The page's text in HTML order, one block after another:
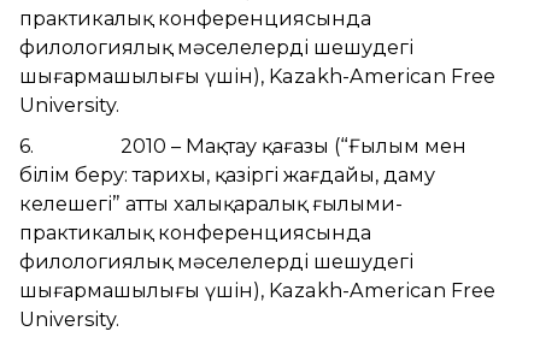
практикалық конференциясында
филологиялық мәселелерді шешудегі
шығармашылығы үшін), Kazakh-American Free
University.
6. 2010 – Мақтау қағазы (“Ғылым мен
білім беру: тарихы, қазіргі жағдайы, даму
келешегі” атты халықаралық ғылыми-
практикалық конференциясында
филологиялық мәселелерді шешудегі
шығармашылығы үшін), Kazakh-American Free
University.